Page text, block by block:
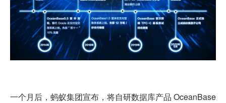
一个月后，蚂蚁集团宣布，将自研数据库产品 OceanBase